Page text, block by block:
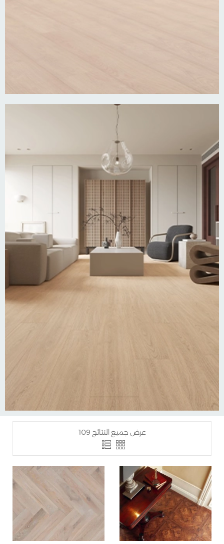
عرض جميع النتائج 109